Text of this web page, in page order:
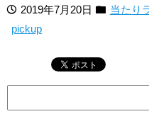
2019年7月20日
当たり
pickup